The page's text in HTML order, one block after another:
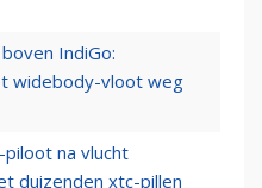
IndiGo:
widebody-vloot weg
piloot na vlucht
duizenden xtc-pillen